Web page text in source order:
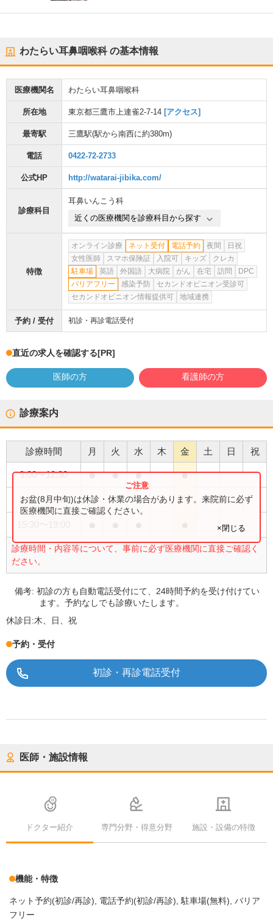
わたらい耳鼻咽喉科の基本情報
医療機関名 わたらい耳鼻咽喉科
所在地 東京都三鷹市上連雀2-7-14 [アクセス]
最寄駅 三鷹駅(駅から南西に約380m)
電話 0422-72-2733
公式HP http://watarai-jibika.com/
診療科目
耳鼻いんこう科
近くの医療機関を診療科目から探す
特徴
オンライン診療 ネット受付 電話予約 夜間
日祝
女性医師
スマホ保険証 入院可 キッズ
クレカ
駐車場
英語 外国語 大病院 がん 在宅 訪問
DPC
バリアフリー
感染予防
セカンドオピニオン受診可
セカンドオピニオン情報提供可
地域連携
予約 / 受付 初診・再診電話受付
直近の求人を確認する[PR]
医師の方 看護師の方
診療案内
診療時間 月 火 水 木 金 土 日 祝
9:00〜12:30 ● ● ● ●
9:00〜13:00 ●
診療時間・内容等について、事前に必ず医療機関に直接ご確認く
ださい。
お盆(8月中旬)は休診・休業の場合があります。来院前に必ず
医療機関に直接ご確認ください。
×閉じる
備考:初診の方も自動電話受付にて、24時間予約を受け付けてい
ます。予約なしでも診療いたします。
休診日:木、日、祝
予約・受付
初診・再診電話受付
医師・施設情報
ドクター紹介 専門分野・得意分野 施設・設備の特徴
機能・特徴
ネット予約(初診/再診) 電話予約(初診/再診) 駐車場(無料) バリア
フリー